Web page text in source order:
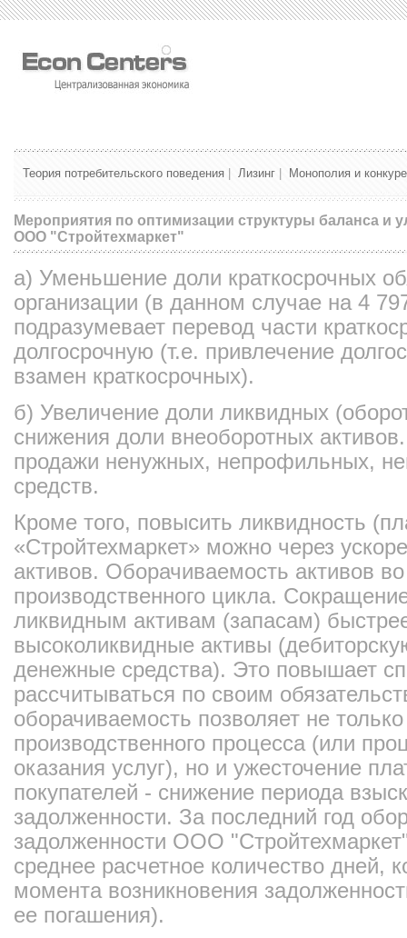
Теория потребительского поведения Лизинг Монополия и
Мероприятия по оптимизации структуры баланса и
ООО "Стройтехмаркет"
а) Уменьшение доли краткосрочных
организации (в данном случае на 4
подразумевает перевод части
долгосрочную (т.е. привлечение
взамен краткосрочных).
б) Увеличение доли ликвидных
снижения доли внеоборотных
продажи ненужных, непрофильных,
средств.
Кроме того, повысить ликвидность
«Стройтехмаркет» можно через
активов. Оборачиваемость активов
производственного цикла.
ликвидным активам (запасам)
высоколиквидные активы
денежные средства). Это повышает
рассчитываться по своим
оборачиваемость позволяет не
производственного процесса (или
оказания услуг), но и ужесточение
покупателей - снижение периода
задолженности. За последний год
задолженности ООО
среднее расчетное количество дней,
момента возникновения
ее погашения).